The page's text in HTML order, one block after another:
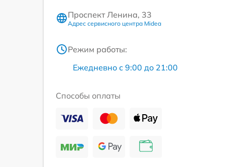
Проспект Ленина, 33
Адрес сервисного центра Midea
Режим работы:
Ежедневно с 9:00 до 21:00
Способы оплаты